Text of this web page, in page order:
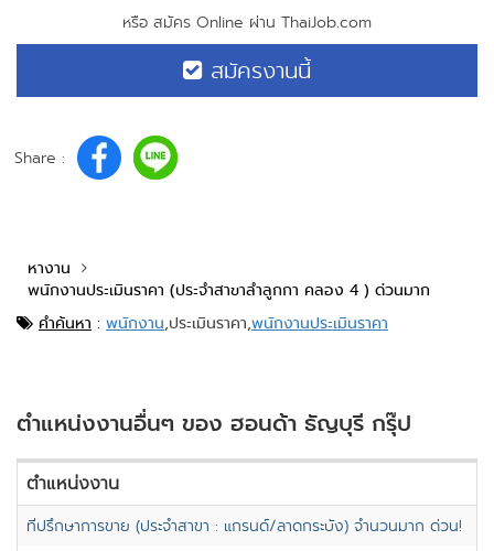
หรือ สมัคร Online ผ่าน ThaiJob.com
สมัครงานนี้
Share :
หางาน
พนักงานประเมินราคา (ประจำสาขาลำลูกกา คลอง 4 ) ด่วนมาก
คำค้นหา : พนักงาน,ประเมินราคา,พนักงานประเมินราคา
ตำแหน่งงานอื่นๆ ของ ฮอนด้า ธัญบุรี กรุ๊ป
ตำแหน่งงาน
ที่ปรึกษาการขาย (ประจำสาขา : แกรนด์/ลาดกระบัง) จำนวนมาก ด่วน!